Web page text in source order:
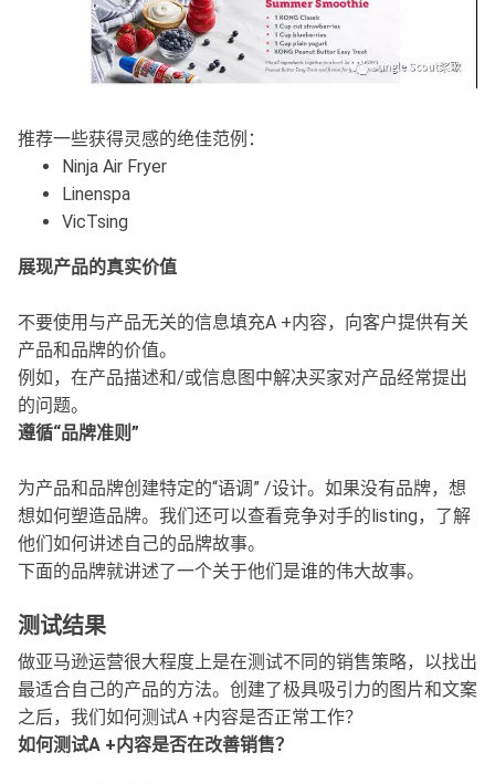
推荐一些获得灵感的绝佳范例：
Ninja Air Fryer
Linenspa
VicTsing
展现产品的真实价值
不要使用与产品无关的信息填充A +内容，向客户提供有关
产品和品牌的价值。
例如，在产品描述和/或信息图中解决买家对产品经常提出
的问题。
遵循“品牌准则”
为产品和品牌创建特定的“语调” /设计。如果没有品牌，想
想如何塑造品牌。我们还可以查看竞争对手的listing，了解
他们如何讲述自己的品牌故事。
下面的品牌就讲述了一个关于他们是谁的伟大故事。
测试结果
做亚马逊运营很大程度上是在测试不同的销售策略，以找出
最适合自己的产品的方法。创建了极具吸引力的图片和文案
之后，我们如何测试A +内容是否正常工作？
如何测试A +内容是否在改善销售？